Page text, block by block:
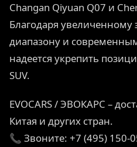
Changan Qiyuan Q07 и
Благодаря
диапазону и
надеется укрепить
SUV.
EVOCARS / ЭВОКАРС –
Китая и других стран.
📞 Звоните: +7 (495) 150-